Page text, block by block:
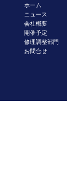
ホーム
ニュース
会社概要
開催予定
修理調整部門
お問合せ